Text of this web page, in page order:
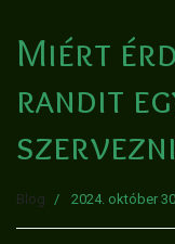
Miért
randit
Blog 2024. október 30